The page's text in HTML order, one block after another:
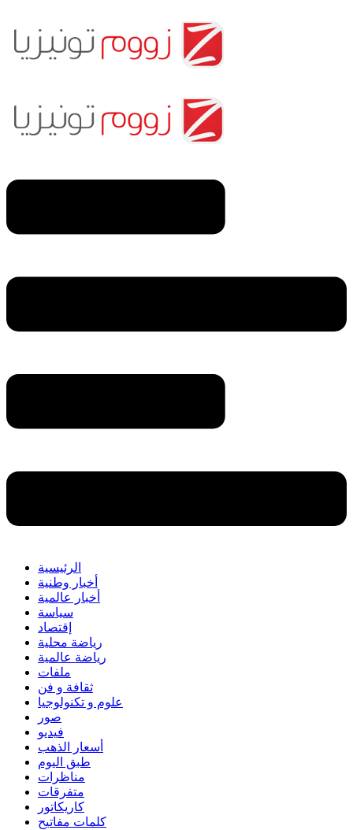
الرئيسية
أخبار وطنية
أخبار عالمية
سياسة
إقتصاد
رياضة محلية
رياضة عالمية
ملفات
ثقافة و فن
علوم و تكنولوجيا
صور
فيديو
أسعار الذهب
طبق اليوم
مناظرات
متفرقات
كاريكاتور
كلمات مفاتيح